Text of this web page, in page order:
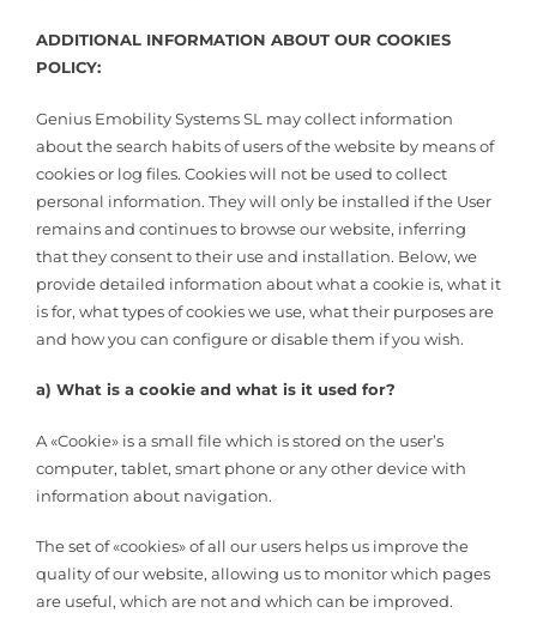
ADDITIONAL INFORMATION ABOUT OUR COOKIES
POLICY:
Genius Emobility Systems SL may collect information
about the search habits of users of the website by means of
cookies or log files. Cookies will not be used to collect
personal information. They will only be installed if the User
remains and continues to browse our website, inferring
that they consent to their use and installation. Below, we
provide detailed information about what a cookie is, what it
is for, what types of cookies we use, what their purposes are
and how you can configure or disable them if you wish.
a) What is a cookie and what is it used for?
A «Cookie» is a small file which is stored on the user’s
computer, tablet, smart phone or any other device with
information about navigation.
The set of «cookies» of all our users helps us improve the
quality of our website, allowing us to monitor which pages
are useful, which are not and which can be improved.